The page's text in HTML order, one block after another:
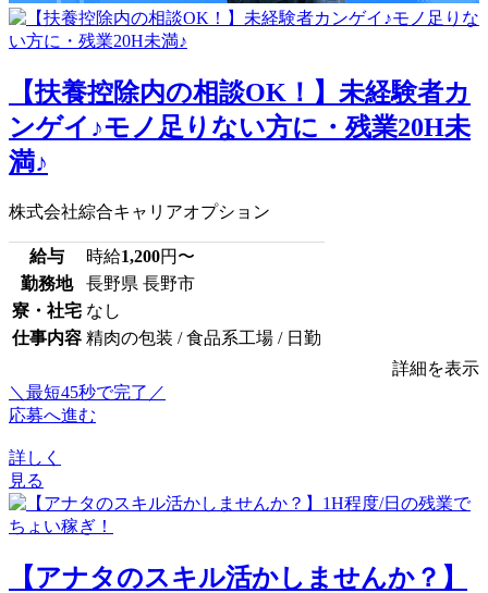
【扶養控除内の相談OK！】未経験者カ
ンゲイ♪モノ足りない方に・残業20H未
満♪
株式会社綜合キャリアオプション
給与 時給1,200円〜
勤務地
長野県 長野市
寮・社宅 なし
仕事内容 精肉の包装 / 食品系工場 / 日勤
詳細を表示
＼最短45秒で完了／
応募へ進む
詳しく
見る
【アナタのスキル活かしませんか？】